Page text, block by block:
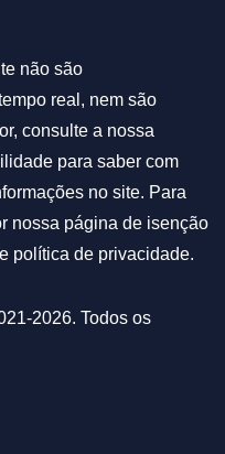
não são
real, nem são
consulte a nossa
para saber com
no site. Para
nossa página de isenção
e política de privacidade.
2026. Todos os